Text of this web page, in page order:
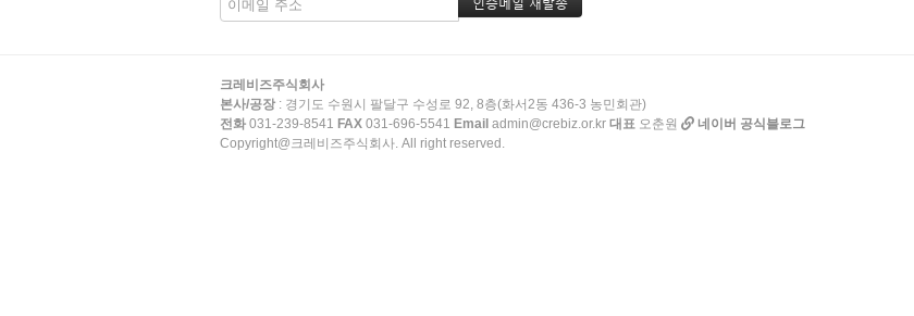
크레비즈주식회사
본사/공장 : 경기도 수원시 팔달구 수성로 92, 8층(화서2동 436-3 농민회관)
전화 031-239-8541 FAX 031-696-5541 Email admin@crebiz.or.kr 대표 오춘원
네이버 공식블로그
Copyright@크레비즈주식회사. All right reserved.